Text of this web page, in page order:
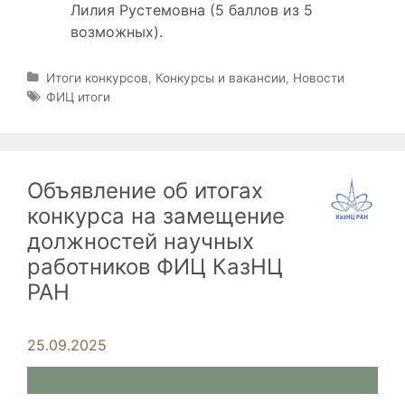
Лилия Рустемовна (5 баллов из 5
возможных).
Р
у
и
Итоги конкурсов, Конкурсы и вакансии, Новости
М
ФИЦ итоги
Объявление об итогах
конкурса на замещение
должностей научных
работников ФИЦ КазНЦ
РАН
25.09.2025